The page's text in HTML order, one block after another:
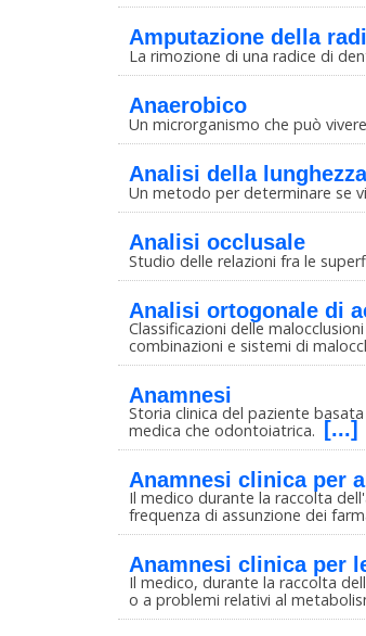
Amputazione della
La rimozione di una radice di
Anaerobico
Un microrganismo che può
Analisi della
Un metodo per determinare se
Analisi occlusale
Studio delle relazioni fra le
Analisi ortogonale di
Classificazioni delle
combinazioni e sistemi di
Anamnesi
Storia clinica del paziente
medica che odontoiatrica.
[...]
Anamnesi clinica per
Il medico durante la raccolta
frequenza di assunzione dei
Anamnesi clinica per
Il medico, durante la raccolta
o a problemi relativi al